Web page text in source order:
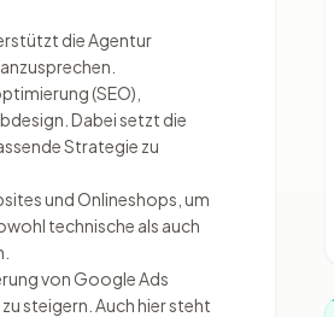
die Agentur
(SEO),
Dabei setzt die
Strategie zu
und Onlineshops, um
technische als auch
von Google Ads
steigern. Auch hier steht